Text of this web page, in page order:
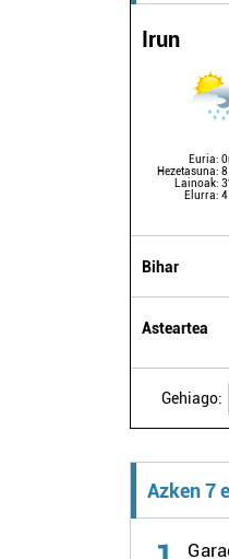
Irun
Euria:
Hezetasuna:
Lainoak:
Elurra:
Bihar
Asteartea
Gehiago:
Azken 7